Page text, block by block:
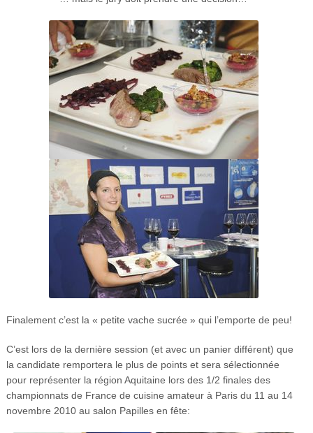
Finalement c’est la « petite vache sucrée » qui l’emporte de peu!
C’est lors de la dernière session (et avec un panier différent) que
la candidate remportera le plus de points et sera sélectionnée
pour représenter la région Aquitaine lors des 1/2 finales des
championnats de France de cuisine amateur à Paris du 11 au 14
novembre 2010 au salon Papilles en fête: